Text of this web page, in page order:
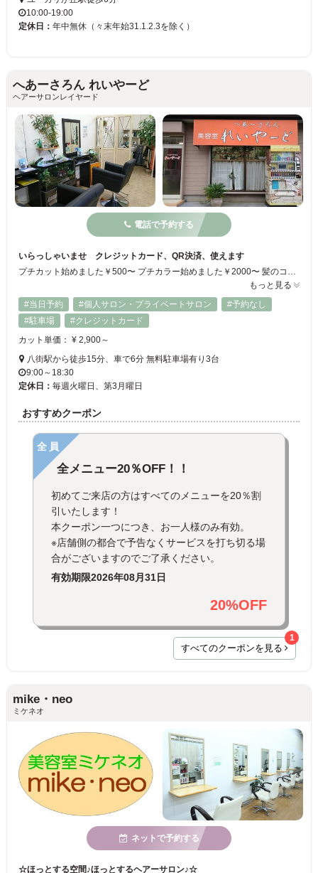
10:00-19:00
定休日： 年中無休（々末年始31.1.2.3を除く）
へあーさろん れいやーど
ヘアーサロンレイヤード
電話で予約する
いらっしゃいませ クレジットカード、QR決済、使えます
もっと見る
#当日予約
#個人サロン・プライベートサロン
#予約なし
#駐車場
#クレジットカード
カット単価： ¥ 2,900～
八街駅から徒歩15分、車で6分 無料駐車場有り3台
9:00～18:30
定休日： 毎週火曜日、第3月曜日
おすすめクーポン
全員
全メニュー20％OFF！！
初めてご来店の方はすべてのメニューを20％割
引いたします！
本クーポン一つにつき、お一人様のみ有効。
※店舗側の都合で予告なくサービスを打ち切る場
合がございますのでご了承ください。
有効期限2026年08月31日
20%OFF
すべてのクーポンを見る
1
mike・neo
ミケネオ
ネットで予約する
☆ほっとする空間♪ほっとするヘアーサロン♪☆